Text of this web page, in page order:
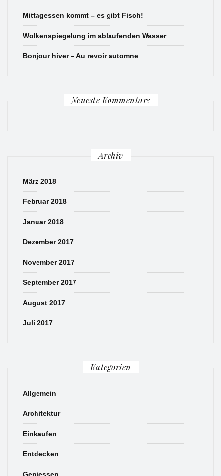
Mittagessen kommt – es gibt Fisch!
Wolkenspiegelung im ablaufenden Wasser
Bonjour hiver – Au revoir automne
Neueste Kommentare
Archiv
März 2018
Februar 2018
Januar 2018
Dezember 2017
November 2017
September 2017
August 2017
Juli 2017
Kategorien
Allgemein
Architektur
Einkaufen
Entdecken
Geniessen